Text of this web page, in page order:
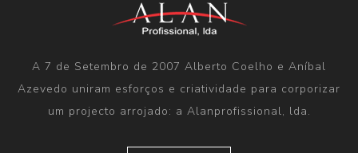
A 7 de Setembro de 2007 Alberto Coelho e Aníbal
Azevedo uniram esforços e criatividade para corporizar
um projecto arrojado: a Alanprofissional, lda.